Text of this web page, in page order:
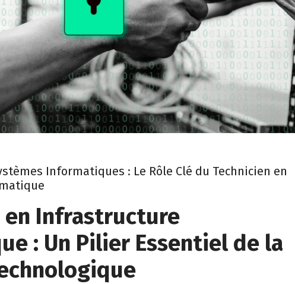
Informatiques : Le Rôle Clé du Technicien en
en Infrastructure
: Un Pilier Essentiel de la